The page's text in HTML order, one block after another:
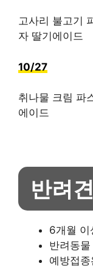
고사리 불고기
자 딸기에이드
10/27
취나물 크림 파
에이드
반려
6개월 이
반려동
예방접종